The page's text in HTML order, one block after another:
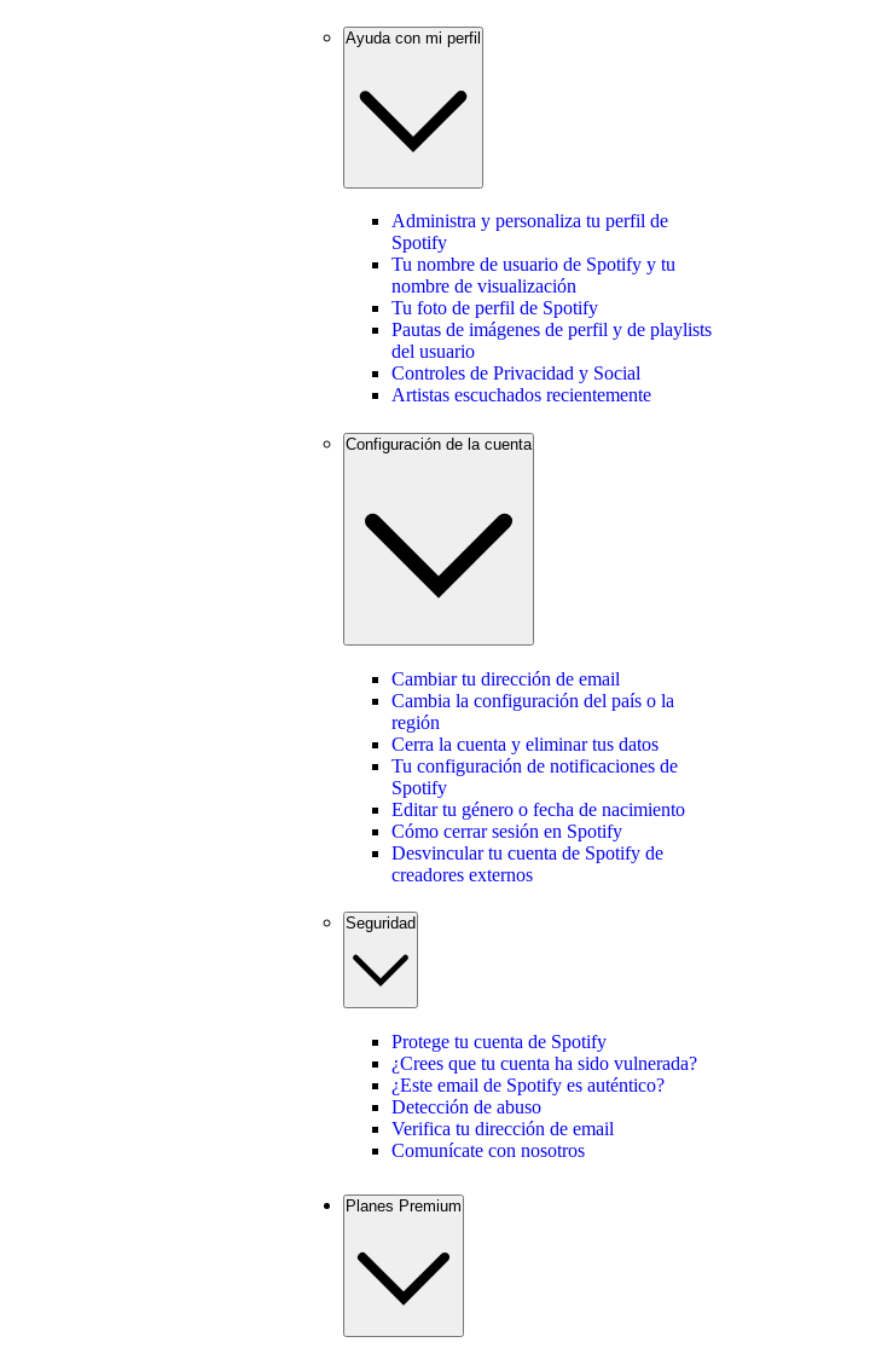
Ayuda con mi perfil
Administra y personaliza tu perfil de
Spotify
Tu nombre de usuario de Spotify y tu
nombre de visualización
Tu foto de perfil de Spotify
Pautas de imágenes de perfil y de playlists
del usuario
Controles de Privacidad y Social
Artistas escuchados recientemente
Configuración de la cuenta
Cambiar tu dirección de email
Cambia la configuración del país o la
región
Cerra la cuenta y eliminar tus datos
Tu configuración de notificaciones de
Spotify
Editar tu género o fecha de nacimiento
Cómo cerrar sesión en Spotify
Desvincular tu cuenta de Spotify de
creadores externos
Seguridad
Protege tu cuenta de Spotify
¿Crees que tu cuenta ha sido vulnerada?
¿Este email de Spotify es auténtico?
Detección de abuso
Verifica tu dirección de email
Comunícate con nosotros
Planes Premium